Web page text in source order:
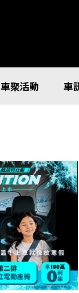
車聚活動 車